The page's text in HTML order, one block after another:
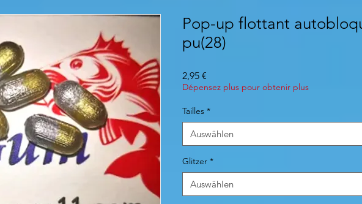
Pop-up flottant
pu(28)
2,95 €
Dépensez plus pour obtenir plus
Tailles *
Auswählen
Glitzer *
Auswählen